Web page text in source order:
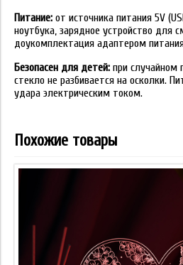
Питание: от источника питания 5V
ноутбука, зарядное устройство для
доукомплектация адаптером
Безопасен для детей: при случайном
стекло не разбивается на осколки.
удара электрическим током.
Похожие товары